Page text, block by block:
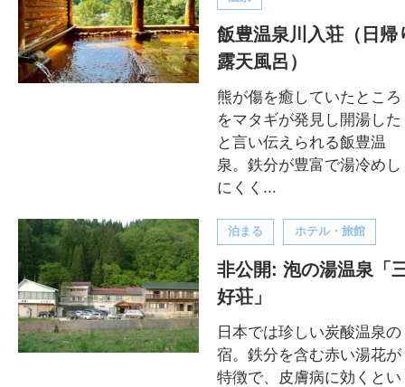
飯豊温泉川入荘（日帰
露天風呂）
熊が傷を癒していたところ
をマタギが発見し開湯した
と言い伝えられる飯豊温
泉。鉄分が豊富で湯冷めし
にくく...
泊まる ホテル・旅館
非公開: 泡の湯温泉「
好荘」
日本では珍しい炭酸温泉の
宿。鉄分を含む赤い湯花が
特徴で、皮膚病に効くとい